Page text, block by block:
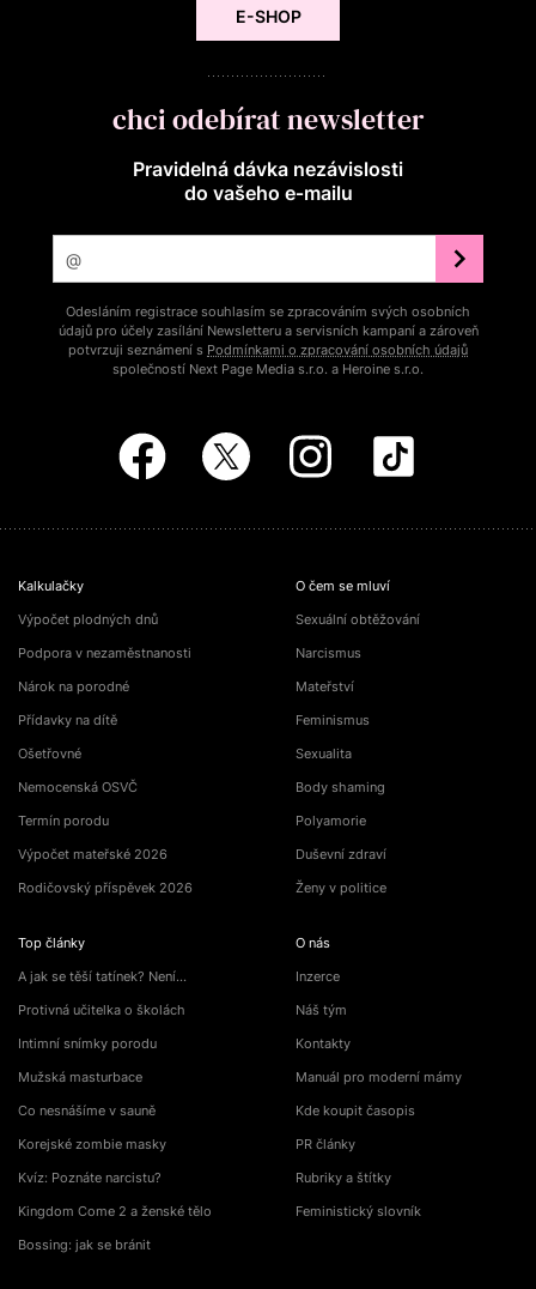
E-SHOP
chci odebírat newsletter
Pravidelná dávka nezávislosti
do vašeho e‑mailu
Odesláním registrace souhlasím se zpracováním svých osobních
údajů pro účely zasílání Newsletteru a servisních kampaní a zároveň
potvrzuji seznámení s Podmínkami o zpracování osobních údajů
společností Next Page Media s.r.o. a Heroine s.r.o.
Kalkulačky
Výpočet plodných dnů
Podpora v nezaměstnanosti
Nárok na porodné
Přídavky na dítě
Ošetřovné
Nemocenská OSVČ
Termín porodu
Výpočet mateřské 2026
Rodičovský příspěvek 2026
Top články
A jak se těší tatínek? Není…
Protivná učitelka o školách
Intimní snímky porodu
Mužská masturbace
Co nesnášíme v sauně
Korejské zombie masky
Kvíz: Poznáte narcistu?
Kingdom Come 2 a ženské tělo
Bossing: jak se bránit
O čem se mluví
Sexuální obtěžování
Narcismus
Mateřství
Feminismus
Sexualita
Body shaming
Polyamorie
Duševní zdraví
Ženy v politice
O nás
Inzerce
Náš tým
Kontakty
Manuál pro moderní mámy
Kde koupit časopis
PR články
Rubriky a štítky
Feministický slovník